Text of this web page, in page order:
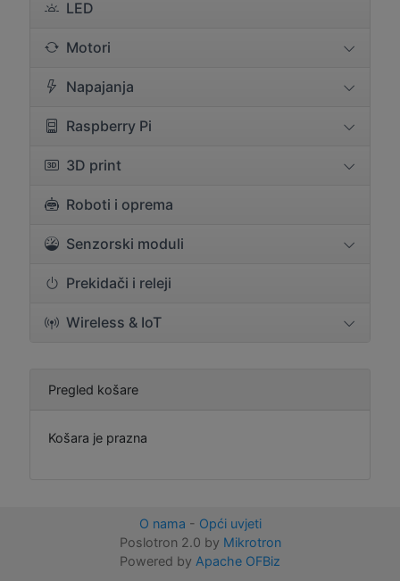
LED
Motori
Napajanja
Raspberry Pi
3D print
Roboti i oprema
Senzorski moduli
Prekidači i releji
Wireless & IoT
Pregled košare
Košara je prazna
O nama - Opći uvjeti
Poslotron 2.0 by Mikrotron
Powered by Apache OFBiz